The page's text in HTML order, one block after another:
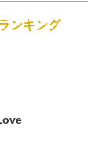
ンキング